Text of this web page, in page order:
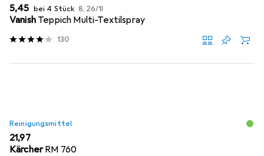
EUR
5,45 bei 4 Stück EUR
8,26/1l
Vanish Teppich Multi-Textilspray
130
Reinigungsmittel
EUR
21,97
KärcherRM 760